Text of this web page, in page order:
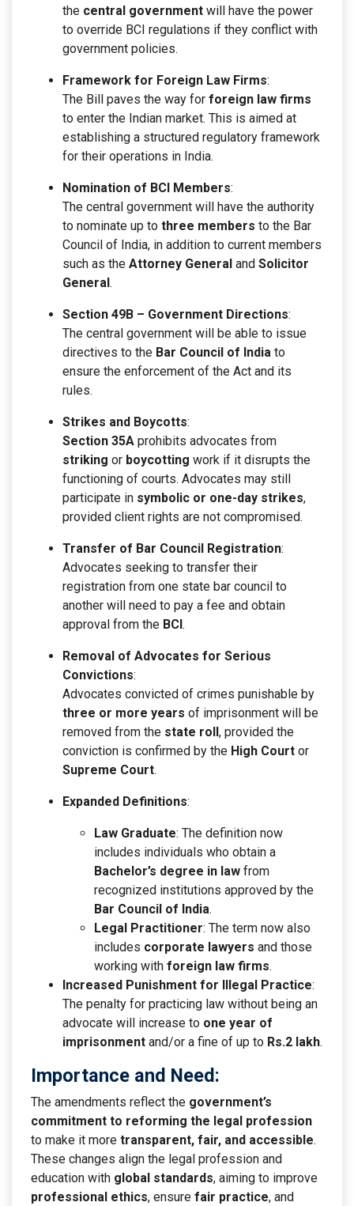
the central government will have the power
to override BCI regulations if they conflict with
government policies.
Framework for Foreign Law Firms:
The Bill paves the way for foreign law firms
to enter the Indian market. This is aimed at
establishing a structured regulatory framework
for their operations in India.
Nomination of BCI Members:
The central government will have the authority
to nominate up to three members to the Bar
Council of India, in addition to current members
such as the Attorney General and Solicitor
General.
Section 49B – Government Directions:
The central government will be able to issue
directives to the Bar Council of India to
ensure the enforcement of the Act and its
rules.
Strikes and Boycotts:
Section 35A prohibits advocates from
striking or boycotting work if it disrupts the
functioning of courts. Advocates may still
participate in symbolic or one-day strikes,
provided client rights are not compromised.
Transfer of Bar Council Registration:
Advocates seeking to transfer their
registration from one state bar council to
another will need to pay a fee and obtain
approval from the BCI.
Removal of Advocates for Serious
Convictions:
Advocates convicted of crimes punishable by
three or more years of imprisonment will be
removed from the state roll, provided the
conviction is confirmed by the High Court or
Supreme Court.
Expanded Definitions:
Law Graduate: The definition now
includes individuals who obtain a
Bachelor’s degree in law from
recognized institutions approved by the
Bar Council of India.
Legal Practitioner: The term now also
includes corporate lawyers and those
working with foreign law firms.
Increased Punishment for Illegal Practice:
The penalty for practicing law without being an
advocate will increase to one year of
imprisonment and/or a fine of up to Rs.2 lakh.
Importance and Need:
The amendments reflect the government’s
commitment to reforming the legal profession
to make it more transparent, fair, and accessible.
These changes align the legal profession and
education with global standards, aiming to improve
professional ethics, ensure fair practice, and